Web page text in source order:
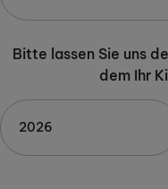
Bitte lassen Sie uns
dem Ihr